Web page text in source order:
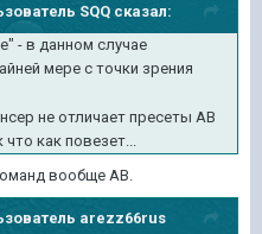
SQQ сказал:
- в данном случае
мере с точки зрения
не отличает пресеты АВ
как повезет...
вообще АВ.
arezz66rus